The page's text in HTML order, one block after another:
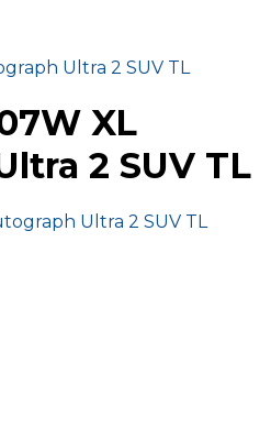
Ultra 2 SUV TL
XL
2 SUV TL